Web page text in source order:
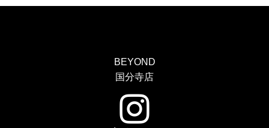
BEYOND
国分寺店